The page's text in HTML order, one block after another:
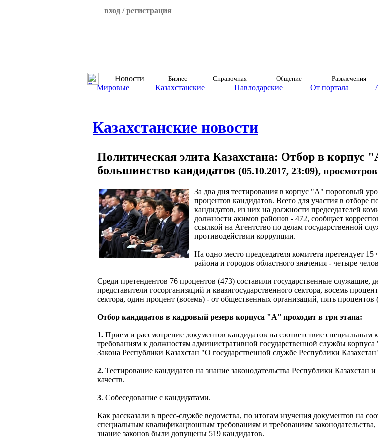
вход / регистрация
Новости Бизнес Справочная Общение Развлечения
Мировые Казахстанские Павлодарские От портала
Казахстанские новости
Политическая элита Казахстана: Отбор в корпус
большинство кандидатов (05.10.2017, 23:09),
За два дня тестирования в корпус "А" пороговый
процентов кандидатов. Всего для участия в отборе
кандидатов, из них на должности председателей
должности акимов районов - 472, сообщает
ссылкой на Агентство по делам государственной
противодействии коррупции.
На одно место председателя комитета претендует 15
района и городов областного значения - четыре
Среди претендентов 76 процентов (473) составили государственные служащие,
представители госорганизаций и квазигосударственного сектора, восемь
сектора, один процент (восемь) - от общественных организаций, пять процентов
Отбор кандидатов в кадровый резерв корпуса "А" проходит в три этапа:
1. Прием и рассмотрение документов кандидатов на соответствие
требованиям к должностям административной государственной службы
Закона Республики Казахстан "О государственной службе Республики
2. Тестирование кандидатов на знание законодательства Республики Казахстан
качеств.
3. Собеседование с кандидатами.
Как рассказали в пресс-службе ведомства, по итогам изучения документов на
специальным квалификационным требованиям и требованиям
знание законов были допущены 519 кандидатов.